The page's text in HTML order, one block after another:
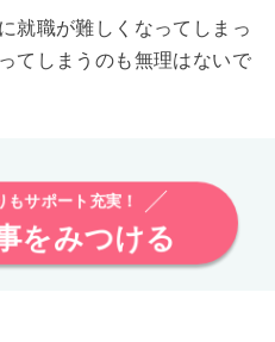
就職が難しくなってしまっ
てしまうのも無理はないで
サポート充実！
をみつける